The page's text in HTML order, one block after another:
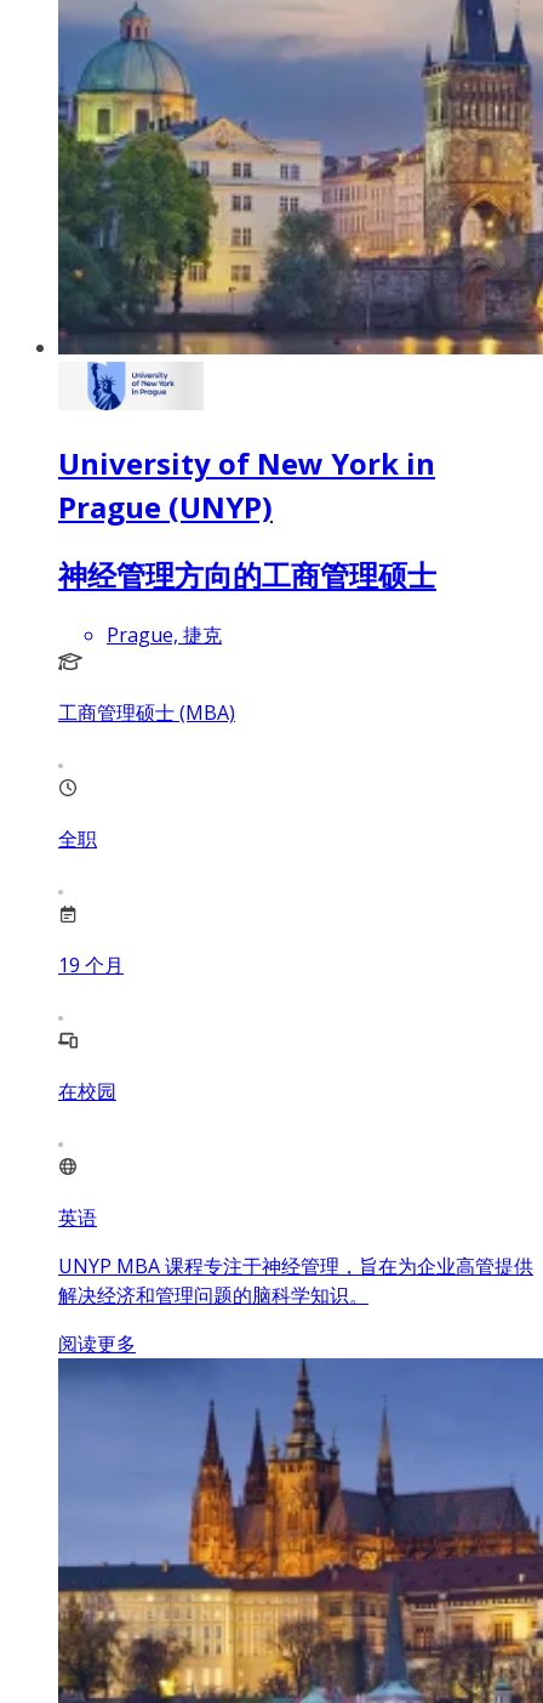
University of New York in
Prague (UNYP)
神经管理方向的工商管理硕士
Prague, 捷克
工商管理硕士 (MBA)
全职
19 个月
在校园
英语
UNYP MBA 课程专注于神经管理，旨在为企业高管提供
解决经济和管理问题的脑科学知识。
阅读更多